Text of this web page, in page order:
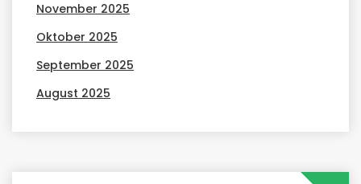
November 2025
Oktober 2025
September 2025
August 2025